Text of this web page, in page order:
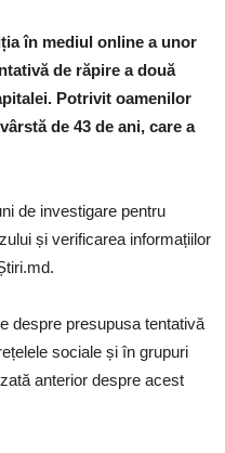
în mediul online a unor
de răpire a două
Potrivit oamenilor
de 43 de ani, care a
de investigare pentru
și verificarea informațiilor
despre presupusa tentativă
sociale și în grupuri
anterior despre acest